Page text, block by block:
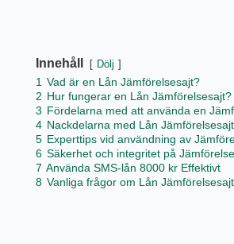
Innehåll Dölj
1 Vad är en Lån Jämförelsesajt?
2 Hur fungerar en Lån Jämförelsesajt?
3 Fördelarna med att använda en
4 Nackdelarna med Lån
5 Experttips vid användning av
6 Säkerhet och integritet på
7 Använda SMS-lån 8000 kr Effektivt
8 Vanliga frågor om Lån